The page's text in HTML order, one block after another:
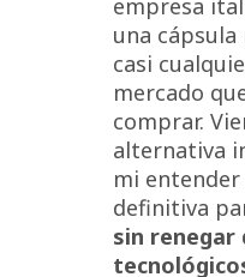
empresa
una
casi
mercado
comprar.
alternativa
mi
definitiva
sin renegar